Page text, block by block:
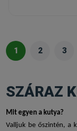
1 2 3
SZÁRAZ
Mit egyen a kutya?
Valljuk be őszintén, a